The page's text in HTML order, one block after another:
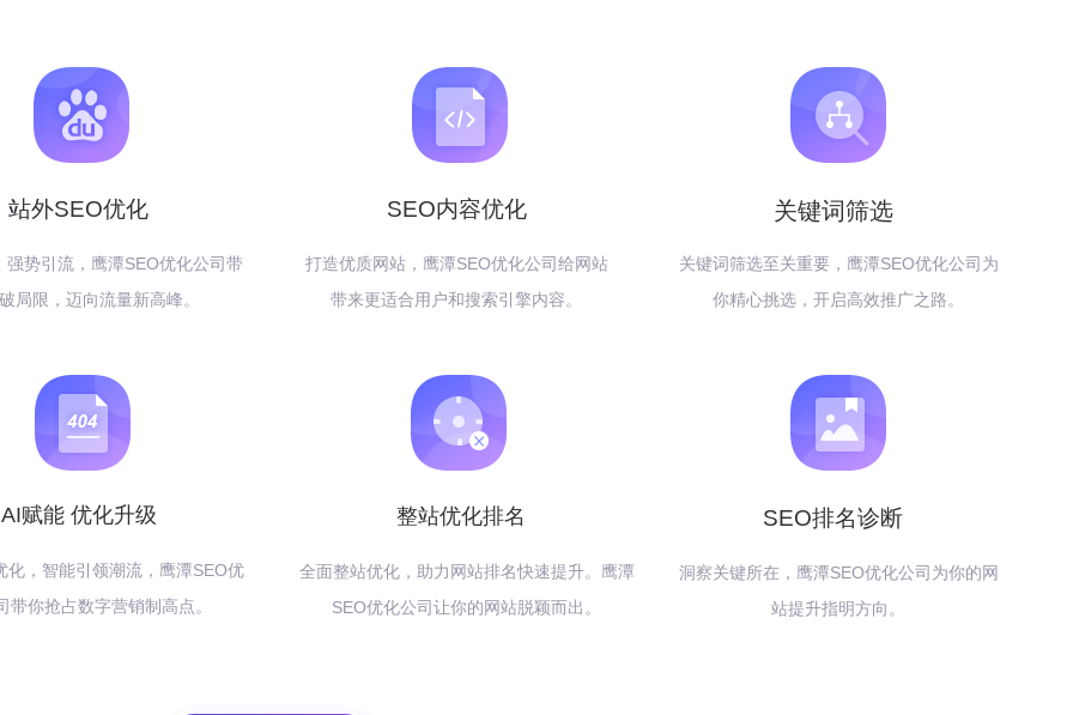
站外SEO优化
强势引流，鹰潭SEO优化公司带
局限，迈向流量新高峰。
SEO内容优化
打造优质网站，鹰潭SEO优化公司给网站
带来更适合用户和搜索引擎内容。
关键词筛选
关键词筛选至关重要，鹰潭SEO优化公司为
你精心挑选，开启高效推广之路。
AI赋能 优化升级
化，智能引领潮流，鹰潭SEO优
带你抢占数字营销制高点。
整站优化排名
全面整站优化，助力网站排名快速提升。鹰潭
SEO优化公司让你的网站脱颖而出。
SEO排名诊断
洞察关键所在，鹰潭SEO优化公司为你的网
站提升指明方向。